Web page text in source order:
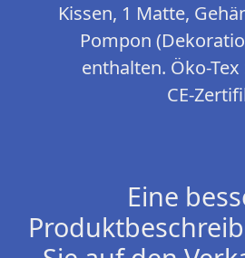
Kissen, 1 Matte,
Pompon
enthalten. Öko-
CE-
Eine